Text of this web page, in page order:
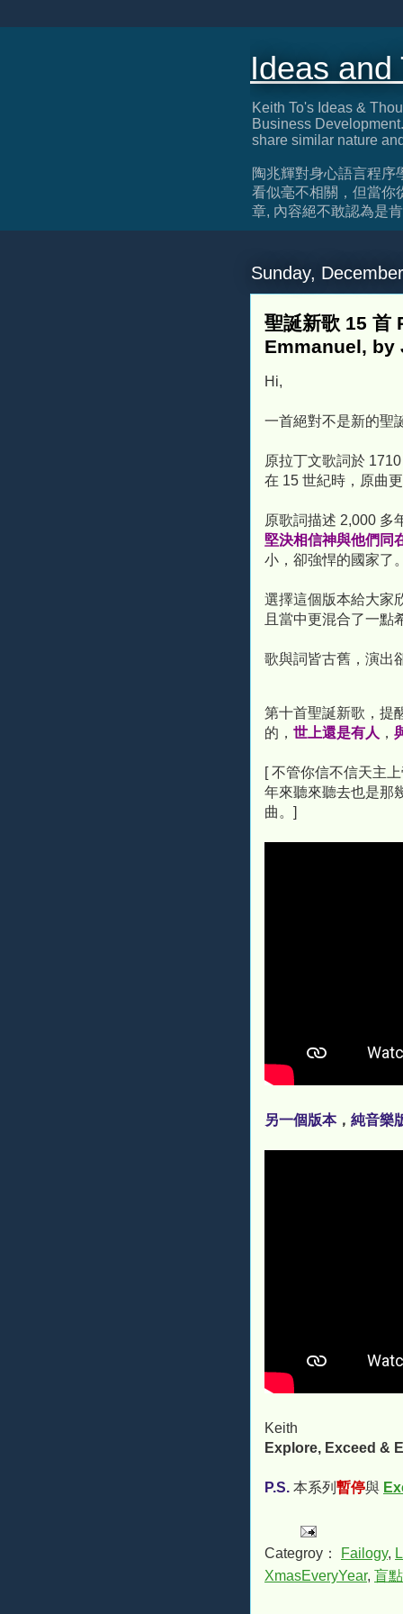
Ideas and
Keith To's Ideas &
Business
share similar nature
陶兆輝對身心語言程序
看似毫不相關，但當你
章, 內容絕不敢認為是
Sunday,
聖誕新歌 15 首
Emmanuel, by
Hi,
一首絕對不是新的聖
原拉丁文歌詞於
在 15 世紀時，原曲
原歌詞描述 2,000 多
堅決相信神與他們同
小，卻強悍的國家了
選擇這個版本給大家
且當中更混合了一點
歌與詞皆古舊，演出
第十首聖誕新歌，提
的， 世上還是有人 ，
[ 不管你信不信天主
年來聽來聽去也是那
曲。]
另一個版本， 純音樂
Keith
Explore, Exceed &
P.S. 本系列 暫停與
Categroy： Failogy,
XmasEveryYear, 盲點